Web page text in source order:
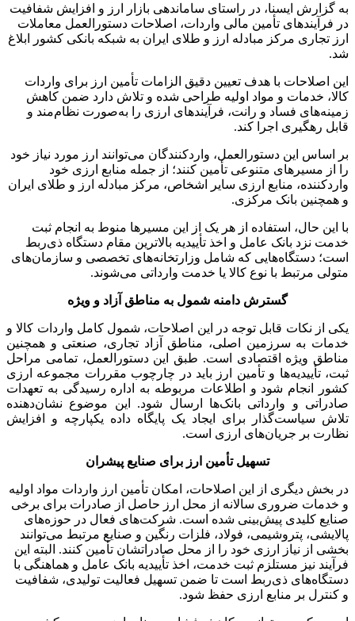
به گزارش ایسنا، در راستای ساماندهی بازار ارز و افزایش شفافیت
در فرآیندهای تأمین مالی واردات، اصلاحات دستورالعمل معاملات
ارز تجاری مرکز مبادله ارز و طلای ایران به شبکه بانکی کشور ابلاغ
شد.
این اصلاحات با هدف تعیین دقیق الزامات تأمین ارز برای واردات
کالا، خدمات و مواد اولیه طراحی شده و تلاش دارد ضمن کاهش
زمینه‌های فساد و رانت، فرآیندهای ارزی را به‌صورت نظام‌مند و
قابل رهگیری اجرا کند.
بر اساس این دستورالعمل، واردکنندگان می‌توانند ارز مورد نیاز خود
را از مسیرهای متنوعی تأمین کنند؛ از جمله منابع ارزی خود
واردکننده، منابع ارزی سایر اشخاص، مرکز مبادله ارز و طلای ایران
و همچنین بانک مرکزی.
با این حال، استفاده از هر یک از این مسیرها منوط به انجام ثبت
خدمت نزد بانک عامل و اخذ تأییدیه بالاترین مقام دستگاه ذی‌ربط
است؛ دستگاه‌هایی که شامل وزارتخانه‌های تخصصی و سازمان‌های
متولی مرتبط با نوع کالا یا خدمت وارداتی می‌شوند.
گسترش دامنه شمول به مناطق آزاد و ویژه
یکی از نکات قابل توجه در این اصلاحات، شمول کامل واردات کالا و
خدمات به سرزمین اصلی، مناطق آزاد تجاری، صنعتی و همچنین
مناطق ویژه اقتصادی است. طبق این دستورالعمل، تمامی مراحل
ثبت، تأییدیه‌ها و تأمین ارز باید در چارچوب مقررات مجموعه ارزی
کشور انجام شود و اطلاعات مربوطه به اداره رسیدگی به تعهدات
صادراتی و وارداتی بانک‌ها ارسال شود. این موضوع نشان‌دهنده
تلاش سیاست‌گذار برای ایجاد یک پایگاه داده یکپارچه و افزایش
نظارت بر جریان‌های ارزی است.
تسهیل تأمین ارز برای صنایع پیشران
در بخش دیگری از این اصلاحات، امکان تأمین ارز واردات مواد اولیه
و خدمات ضروری سالانه از محل ارز حاصل از صادرات برای برخی
صنایع کلیدی پیش‌بینی شده است. شرکت‌های فعال در حوزه‌های
پالایشی، پتروشیمی، فولاد، فلزات رنگین و صنایع مرتبط می‌توانند
بخشی از نیاز ارزی خود را از محل صادراتشان تأمین کنند. البته این
فرآیند نیز مستلزم ثبت خدمت، اخذ تأییدیه بانک عامل و هماهنگی با
دستگاه‌های ذی‌ربط است تا ضمن تسهیل فعالیت تولیدی، شفافیت
و کنترل بر منابع ارزی حفظ شود.